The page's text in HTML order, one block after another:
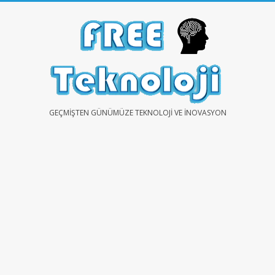
FREEGEÇMIŞTEN GÜNÜMÜZE TEKNOLOJI VE İNOVASYON